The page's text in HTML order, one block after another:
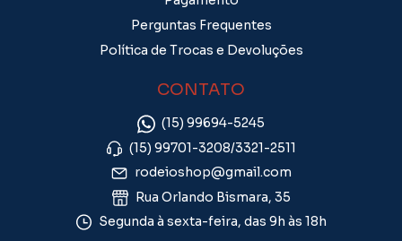
Perguntas Frequentes
Política de Trocas e Devoluções
CONTATO
(15) 99694-5245
(15) 99701-3208/3321-2511
rodeioshop@gmail.com
Rua Orlando Bismara, 35
Segunda à sexta-feira, das 9h às 18h